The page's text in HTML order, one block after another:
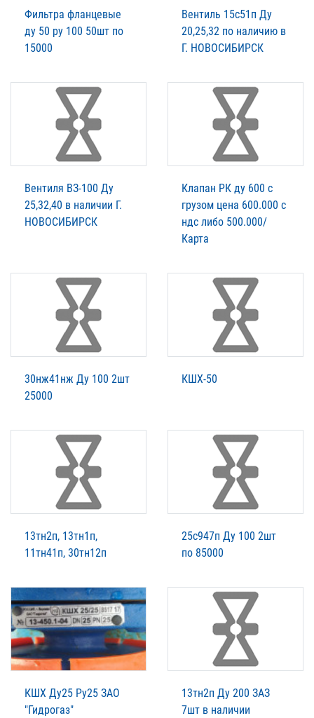
Фильтра фланцевые
ду 50 ру 100 50шт по
15000
Вентиль 15с51п Ду
20,25,32 по наличию в
Г. НОВОСИБИРСК
Вентиля ВЗ-100 Ду
25,32,40 в наличии Г.
НОВОСИБИРСК
Клапан РК ду 600 с
грузом цена 600.000 с
ндс либо 500.000/
Карта
30нж41нж Ду 100 2шт
25000
КШХ-50
13тн2п, 13тн1п,
11тн41п, 30тн12п
25с947п Ду 100 2шт
по 85000
КШХ Ду25 Ру25 ЗАО
"Гидрогаз"
13тн2п Ду 200 ЗАЗ
7шт в наличии